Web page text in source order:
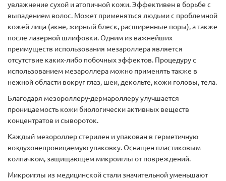
увлажнение сухой и атопичной кожи. Эффективен в борьбе с
выпадением волос. Может применяться людьми с проблемной
кожей лица (акне, жирный блеск, расширенные поры), а также
после лазерной шлифовки. Одним из важнейших
преимуществ использования мезароллера является
отсутствие каких-либо побочных эффектов. Процедуру с
использованием мезароллера можно применять также в
нежной области вокруг глаз, шеи, декольте, кожи головы, тела.
Благодаря мезороллеру-дермароллеру улучшается
проницаемость кожи биологически активных веществ
концентратов и сывороток.
Каждый мезороллер стерилен и упакован в герметичную
воздухонепроницаемую упаковку. Оснащен пластиковым
колпачком, защищающем микроиглы от повреждений.
Микроиглы из медицинской стали значительной уменьшают